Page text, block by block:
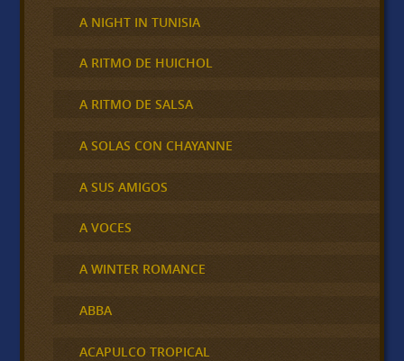
A NIGHT IN TUNISIA
A RITMO DE HUICHOL
A RITMO DE SALSA
A SOLAS CON CHAYANNE
A SUS AMIGOS
A VOCES
A WINTER ROMANCE
ABBA
ACAPULCO TROPICAL